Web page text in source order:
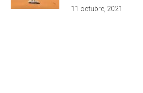
11 octubre, 2021